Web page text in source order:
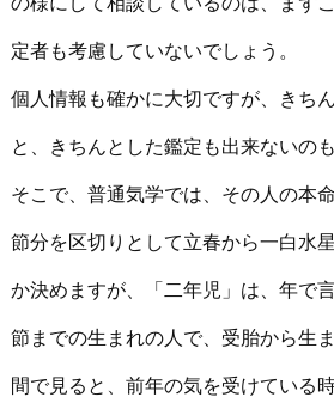
定者も考慮していないでしょう。
個人情報も確かに大切ですが、きち
と、きちんとした鑑定も出来ないのも
そこで、普通気学では、その人の本
節分を区切りとして立春から一白水
か決めますが、「二年児」は、年で
節までの生まれの人で、受胎から生
間で見ると、前年の気を受けている